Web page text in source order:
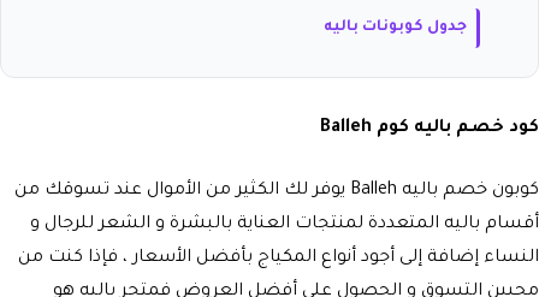
جدول كوبونات باليه
كود خصم باليه كوم Balleh
كوبون خصم باليه Balleh يوفر لك الكثير من الأموال عند تسوقك من
أقسام باليه المتعددة لمنتجات العناية بالبشرة و الشعر للرجال و
النساء إضافة إلى أجود أنواع المكياج بأفضل الأسعار ، فإذا كنت من
محبين التسوق و الحصول على أفضل العروض فمتجر باليه هو